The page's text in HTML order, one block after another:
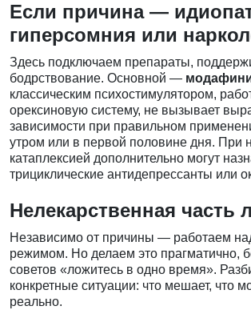
Если причина —
гиперсомния или
Здесь подключаем препараты,
бодрствование. Основной —
классическим психостимулятором,
орексиновую систему, не вызывает
зависимости при правильном
утром или в первой половине дня. При
катаплексией дополнительно могут
трициклические антидепрессанты или
Нелекарственная часть
Независимо от причины — работаем
режимом. Но делаем это прагматично,
советов «ложитесь в одно время».
конкретные ситуации: что мешает, что
реально.